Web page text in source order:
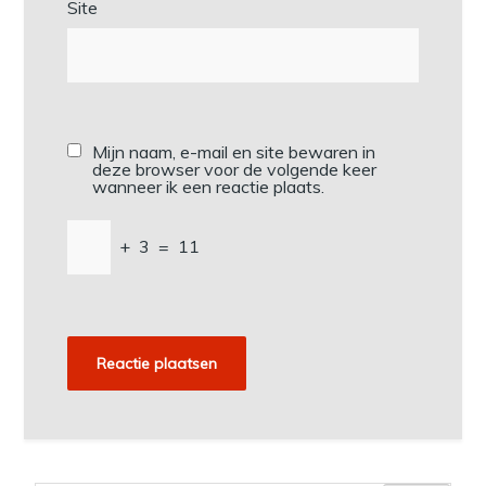
Site
Mijn naam, e-mail en site bewaren in
deze browser voor de volgende keer
wanneer ik een reactie plaats.
+ 3 = 11